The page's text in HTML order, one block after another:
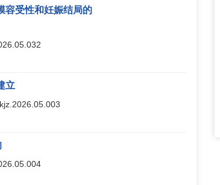
容受性和妊娠结局的
立